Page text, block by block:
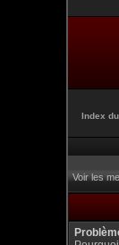
Index
Voir les